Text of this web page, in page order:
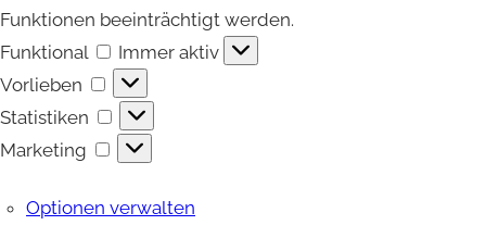
Funktionen beeinträchtigt werden.
Funktional
Funktional
Immer aktiv
Vorlieben
Vorlieben
Statistiken
Statistiken
Marketing
Marketing
Optionen verwalten